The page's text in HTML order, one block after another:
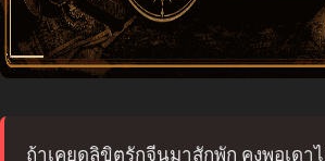
ถ้าเคยดูลิขิตรักจีนมาสักพัก คงพอเดา